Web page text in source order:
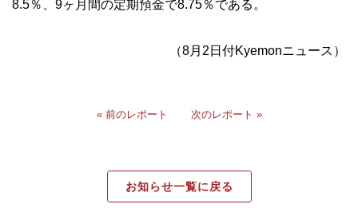
8.5％、9ヶ月間の定期預金で8.75％である。
（8月2日付Kyemonニュース）
« 前のレポート 次のレポート »
お知らせ一覧に戻る